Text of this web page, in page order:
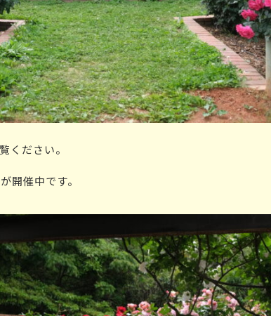
ください。
開催中です。